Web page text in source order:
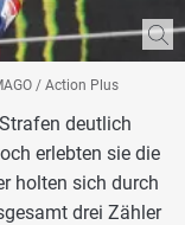
/ Action Plus
deutlich
erlebten sie die
holten sich durch
drei Zähler